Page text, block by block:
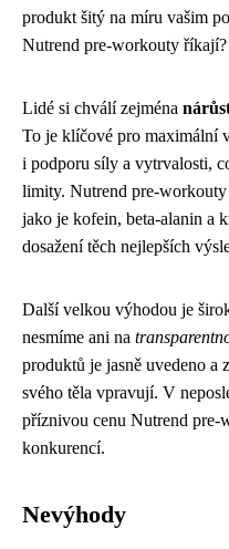
produkt šitý na míru vašim
Nutrend pre-workouty říkají?
Lidé si chválí zejména
To je klíčové pro maximální
i podporu síly a vytrvalosti,
limity. Nutrend pre-
jako je kofein, beta-alanin a
dosažení těch nejlepších
Další velkou výhodou je
nesmíme ani na
produktů je jasně uvedeno a
svého těla vpravují. V
příznivou cenu Nutrend pre-
konkurencí.
Nevýhody